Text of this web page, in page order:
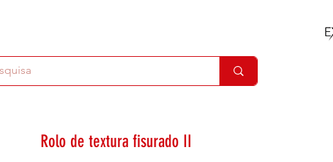
Rolo de textura fisurado II